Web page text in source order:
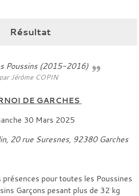
Résultat
Poussins (2015-2016)
Jérôme COPIN
DE GARCHES
30 Mars 2025
20 rue Suresnes, 92380 Garches
pour toutes les Poussines
Garçons pesant plus de 32 kg